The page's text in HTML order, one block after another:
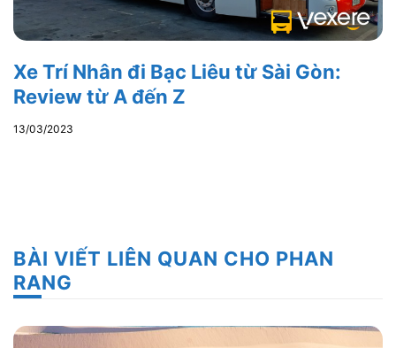
Xe Trí Nhân đi Bạc Liêu từ Sài Gòn:
Review từ A đến Z
13/03/2023
BÀI VIẾT LIÊN QUAN CHO PHAN
RANG